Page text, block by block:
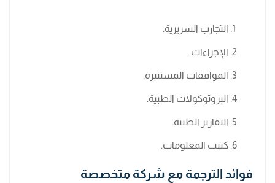
التجارب السريرية.
الإجراءات.
الموافقات المستنيرة.
البروتوكولات الطبية.
التقارير الطبية.
كتيب المعلومات.
فوائد الترجمة مع شركة متخصصة